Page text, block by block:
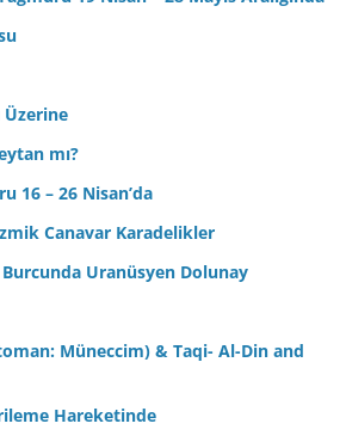
Üzerine
mı?
16 – 26 Nisan’da
Canavar Karadelikler
Burcunda Uranüsyen Dolunay
Müneccim) & Taqi- Al-Din and
Hareketinde